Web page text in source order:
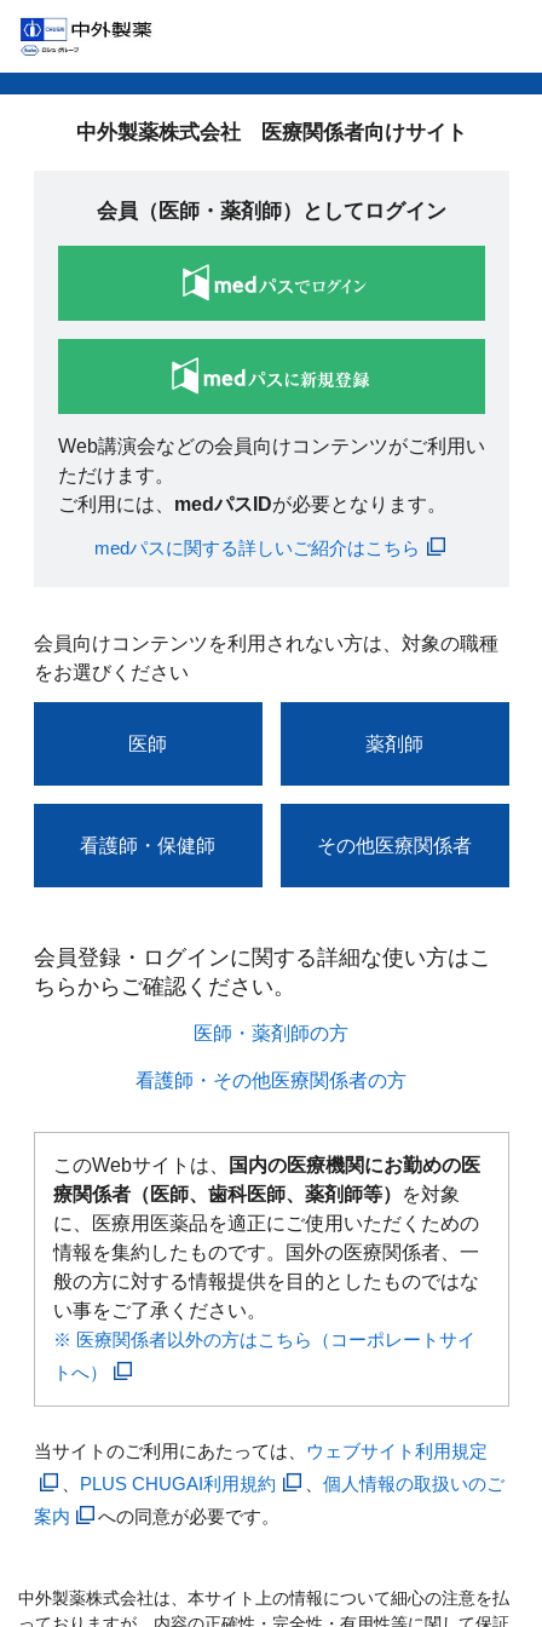
中外製薬株式会社 医療関係者向けサイト
会員（医師・薬剤師）としてログイン
Web講演会などの会員向けコンテンツがご利用い
ただけます。
ご利用には、 medパスIDが必要となります。
medパスに関する詳しいご紹介はこちら
会員向けコンテンツを利用されない方は、対象の職種
をお選びください
医師 薬剤師
看護師・保健師 その他医療関係者
会員登録・ログインに関する詳細な使い方はこ
ちらからご確認ください。​
医師・薬剤師の方​
看護師・その他医療関係者の方​
このWebサイトは、
国内の医療機関にお勤めの医
療関係者（医師、歯科医師、薬剤師等）
を対象
に、医療用医薬品を適正にご使用いただくための
情報を集約したものです。国外の医療関係者、一
般の方に対する情報提供を目的としたものではな
い事をご了承ください。
※ 医療関係者以外の方はこちら（コーポレートサイ
トへ）
当サイトのご利用にあたっては、 ウェブサイト利用規定
PLUS CHUGAI利用規約
個人情報の取扱いのご
案内
への同意が必要です。
中外製薬株式会社は、本サイト上の情報について細心の注意を払
っておりますが、内容の正確性・完全性・有用性等に関して保証